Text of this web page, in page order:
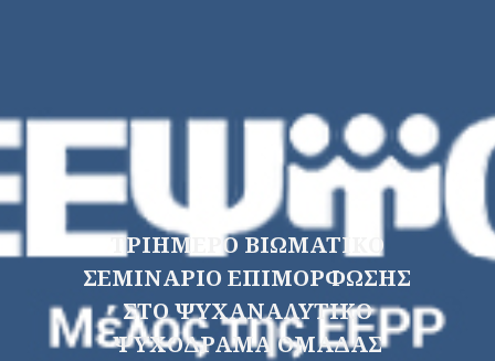
ΤΡΙΗΜΕΡΟ ΒΙΩΜΑΤΙΚΟ
ΣΕΜΙΝΑΡΙΟ ΕΠΙΜΟΡΦΩΣΗΣ
ΣΤΟ ΨΥΧΑΝΑΛΥΤΙΚΟ
ΨΥΧΟΔΡΑΜΑ ΟΜΑΔΑΣ